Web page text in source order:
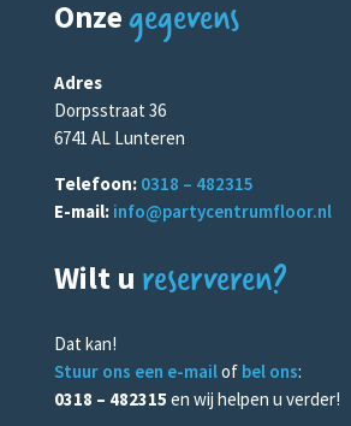
Onzegegevens
Adres
Dorpsstraat 36
6741 AL Lunteren
Telefoon: 0318 – 482315
E-mail: info@partycentrumfloor.nl
Wilt u reserveren?
Dat kan!
Stuur ons een e-mailof bel ons:
0318 – 482315 en wij helpen u verder!